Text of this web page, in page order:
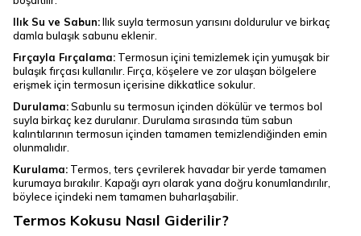
Ilık Su ve Sabun:Ilık suyla termosun yarısını doldurulur ve birkaç
damla bulaşık sabunu eklenir.
Fırçayla Fırçalama: Termosun içini temizlemek için yumuşak bir
bulaşık fırçası kullanılır. Fırça, köşelere ve zor ulaşan bölgelere
erişmek için termosun içerisine dikkatlice sokulur.
Durulama:Sabunlu su termosun içinden dökülür ve termos bol
suyla birkaç kez durulanır. Durulama sırasında tüm sabun
kalıntılarının termosun içinden tamamen temizlendiğinden emin
olunmalıdır.
Kurulama: Termos, ters çevrilerek havadar bir yerde tamamen
kurumaya bırakılır. Kapağı ayrı olarak yana doğru konumlandırılır,
böylece içindeki nem tamamen buharlaşabilir.
Termos Kokusu Nasıl Giderilir?